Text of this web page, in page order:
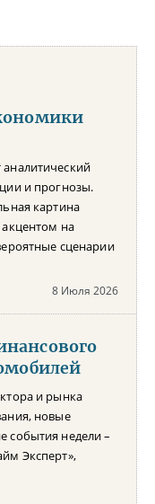
и прогнозы.
картина
акцентом на
сценарии
8 Июля 2026
и рынка
новые
события недели –
Эксперт»,